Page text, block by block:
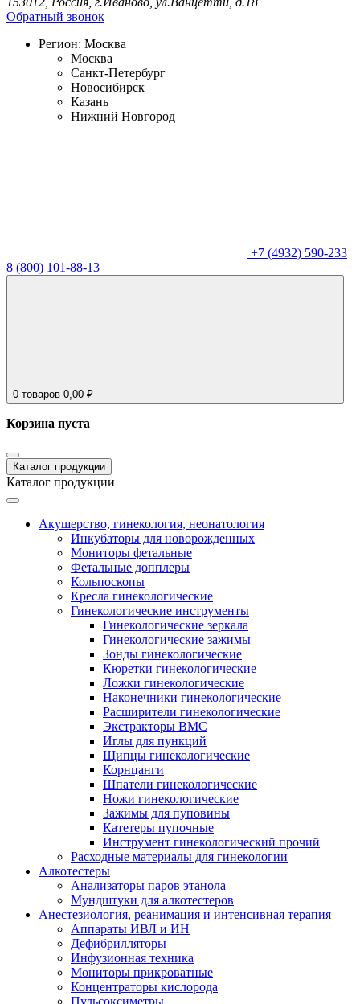
Обратный звонок
Регион: Москва
Москва
Санкт-Петербург
Новосибирск
Казань
Нижний Новгород
+7 (4932) 590-233
8 (800) 101-88-13
0 товаров 0,00 ₽
Корзина пуста
Каталог продукции
Каталог продукции
Акушерство, гинекология, неонатология
Инкубаторы для новорожденных
Мониторы фетальные
Фетальные допплеры
Кольпоскопы
Кресла гинекологические
Гинекологические инструменты
Гинекологические зеркала
Гинекологические зажимы
Зонды гинекологические
Кюретки гинекологические
Ложки гинекологические
Наконечники гинекологические
Расширители гинекологические
Экстракторы ВМС
Иглы для пункций
Щипцы гинекологические
Корнцанги
Шпатели гинекологические
Ножи гинекологические
Зажимы для пуповины
Катетеры пупочные
Инструмент гинекологический прочий
Расходные материалы для гинекологии
Алкотестеры
Анализаторы паров этанола
Мундштуки для алкотестеров
Анестезиология, реанимация и интенсивная терапия
Аппараты ИВЛ и ИН
Дефибрилляторы
Инфузионная техника
Мониторы прикроватные
Концентраторы кислорода
Пульсоксиметры